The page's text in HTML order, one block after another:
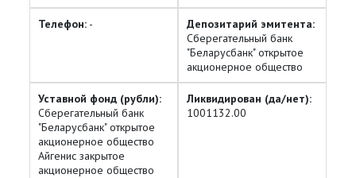
Телефон: -
Депозитарий эмитента:
Сберегательный банк
"Беларусбанк" открытое
акционерное общество
Уставной фонд (рубли):
Сберегательный банк
"Беларусбанк" открытое
акционерное общество
Айгенис закрытое
акционерное общество
Ликвидирован (да/нет):
1001132.00